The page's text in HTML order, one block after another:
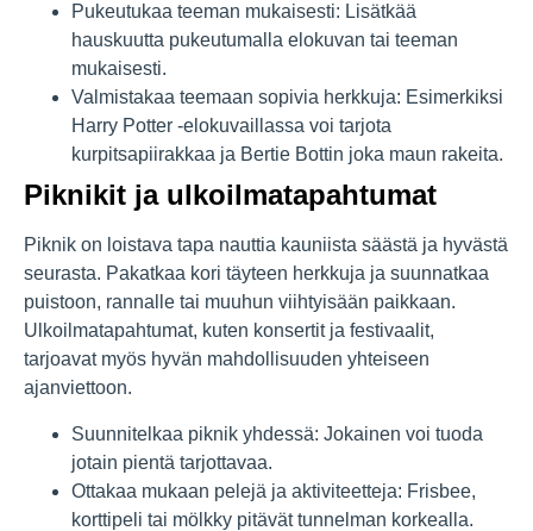
Pukeutukaa teeman mukaisesti: Lisätkää
hauskuutta pukeutumalla elokuvan tai teeman
mukaisesti.
Valmistakaa teemaan sopivia herkkuja: Esimerkiksi
Harry Potter -elokuvaillassa voi tarjota
kurpitsapiirakkaa ja Bertie Bottin joka maun rakeita.
Piknikit ja ulkoilmatapahtumat
Piknik on loistava tapa nauttia kauniista säästä ja hyvästä
seurasta. Pakatkaa kori täyteen herkkuja ja suunnatkaa
puistoon, rannalle tai muuhun viihtyisään paikkaan.
Ulkoilmatapahtumat, kuten konsertit ja festivaalit,
tarjoavat myös hyvän mahdollisuuden yhteiseen
ajanviettoon.
Suunnitelkaa piknik yhdessä: Jokainen voi tuoda
jotain pientä tarjottavaa.
Ottakaa mukaan pelejä ja aktiviteetteja: Frisbee,
korttipeli tai mölkky pitävät tunnelman korkealla.